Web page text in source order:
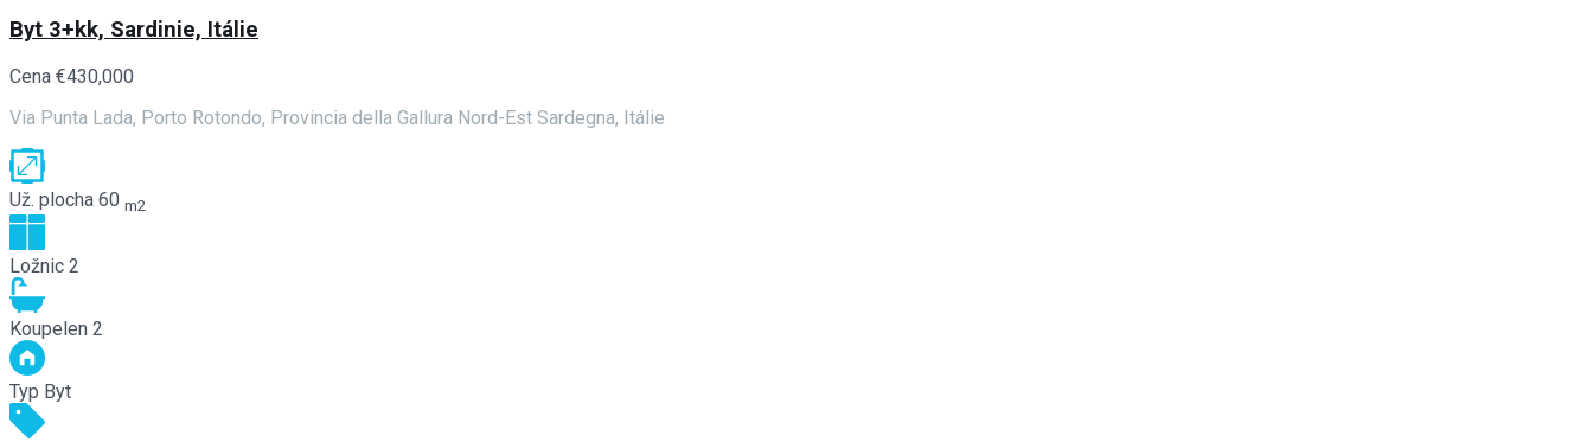
Byt 3+kk, Sardinie, Itálie
Cena €430,000
Via Punta Lada, Porto Rotondo, Provincia della Gallura Nord-Est Sardegna, Itálie
Už. plocha 60 m2
Ložnic 2
Koupelen 2
Typ Byt